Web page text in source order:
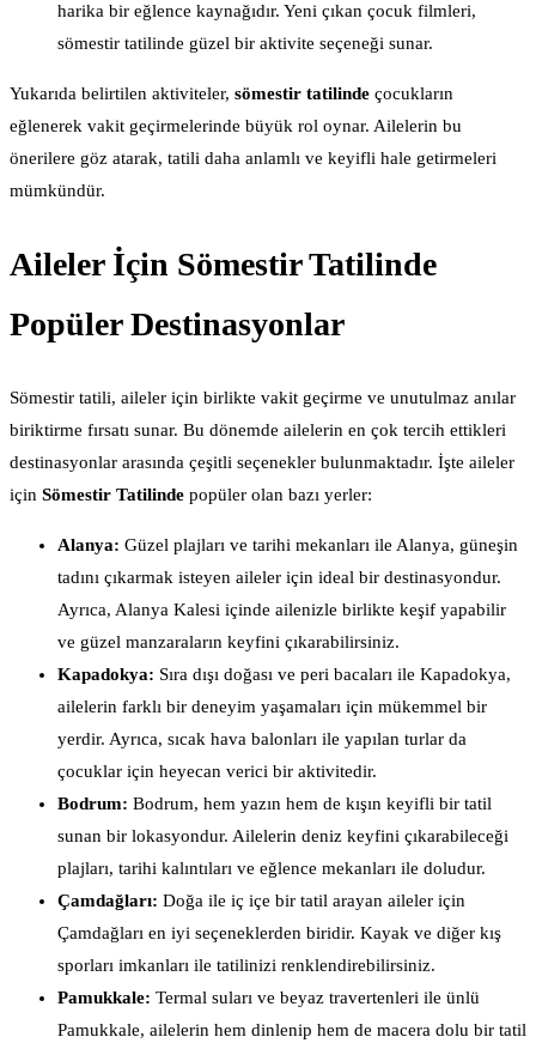
harika bir eğlence kaynağıdır. Yeni çıkan çocuk filmleri,
sömestir tatilinde güzel bir aktivite seçeneği sunar.
Yukarıda belirtilen aktiviteler, sömestir tatilinde çocukların
eğlenerek vakit geçirmelerinde büyük rol oynar. Ailelerin bu
önerilere göz atarak, tatili daha anlamlı ve keyifli hale getirmeleri
mümkündür.
Aileler İçin Sömestir Tatilinde
Popüler Destinasyonlar
Sömestir tatili, aileler için birlikte vakit geçirme ve unutulmaz anılar
biriktirme fırsatı sunar. Bu dönemde ailelerin en çok tercih ettikleri
destinasyonlar arasında çeşitli seçenekler bulunmaktadır. İşte aileler
için Sömestir Tatilinde popüler olan bazı yerler:
Alanya: Güzel plajları ve tarihi mekanları ile Alanya, güneşin
tadını çıkarmak isteyen aileler için ideal bir destinasyondur.
Ayrıca, Alanya Kalesi içinde ailenizle birlikte keşif yapabilir
ve güzel manzaraların keyfini çıkarabilirsiniz.
Kapadokya: Sıra dışı doğası ve peri bacaları ile Kapadokya,
ailelerin farklı bir deneyim yaşamaları için mükemmel bir
yerdir. Ayrıca, sıcak hava balonları ile yapılan turlar da
çocuklar için heyecan verici bir aktivitedir.
Bodrum: Bodrum, hem yazın hem de kışın keyifli bir tatil
sunan bir lokasyondur. Ailelerin deniz keyfini çıkarabileceği
plajları, tarihi kalıntıları ve eğlence mekanları ile doludur.
Çamdağları: Doğa ile iç içe bir tatil arayan aileler için
Çamdağları en iyi seçeneklerden biridir. Kayak ve diğer kış
sporları imkanları ile tatilinizi renklendirebilirsiniz.
Pamukkale: Termal suları ve beyaz travertenleri ile ünlü
Pamukkale, ailelerin hem dinlenip hem de macera dolu bir tatil